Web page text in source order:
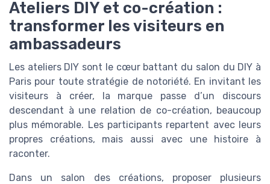
Ateliers DIY et co-création :
transformer les visiteurs en
ambassadeurs
Les ateliers DIY sont le cœur battant du salon du DIY à
Paris pour toute stratégie de notoriété. En invitant les
visiteurs à créer, la marque passe d’un discours
descendant à une relation de co-création, beaucoup
plus mémorable. Les participants repartent avec leurs
propres créations, mais aussi avec une histoire à
raconter.
Dans un salon des créations, proposer plusieurs